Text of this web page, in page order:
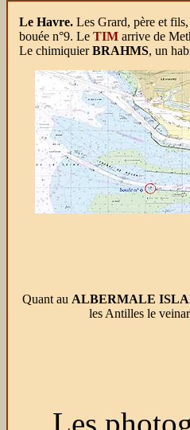
Le Havre. Les Grard, père et
bouée n°9. Le TIM arrive de
Le chimiquierBRAHMS, un
Quant au ALBERMALE
les Antilles le